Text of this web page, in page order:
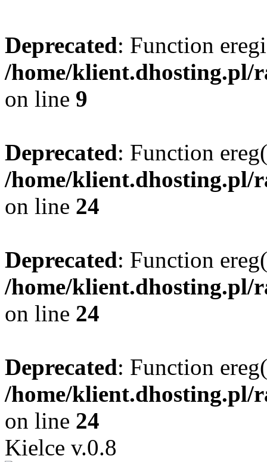
Deprecated: Function
/home/klient.dhosting.pl/
on line 9
Deprecated: Function
/home/klient.dhosting.pl/
on line 24
Deprecated: Function
/home/klient.dhosting.pl/
on line 24
Deprecated: Function
/home/klient.dhosting.pl/
on line 24
Kielce v.0.8